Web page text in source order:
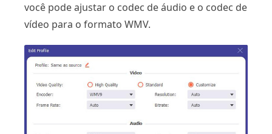
você pode ajustar o codec de áudio e o codec de
vídeo para o formato WMV.